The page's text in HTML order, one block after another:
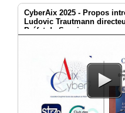
CyberAix 2025 - Propos
Ludovic Trautmann
Préfet de Savoie